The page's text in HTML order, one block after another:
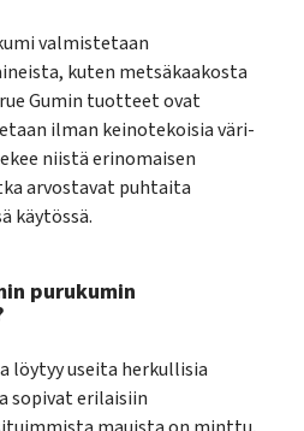
valmistetaan
kuten metsäkaakosta
Gumin tuotteet ovat
ilman keinotekoisia väri-
niistä erinomaisen
arvostavat puhtaita
käytössä.
purukumin
löytyy useita herkullisia
sopivat erilaisiin